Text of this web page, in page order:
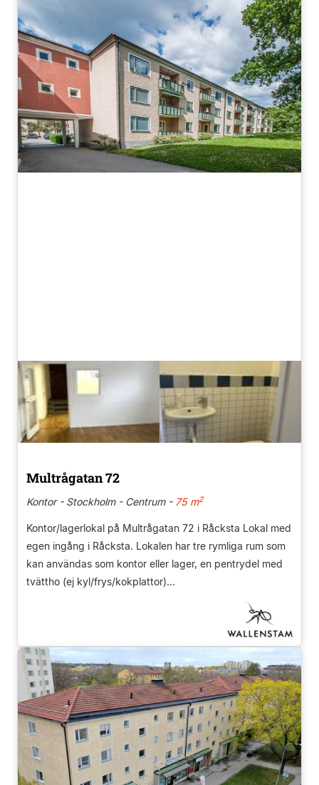
Multrågatan 72
Kontor - Stockholm - Centrum -75 m2
Kontor/lagerlokal på Multrågatan 72 i Råcksta Lokal med
egen ingång i Råcksta. Lokalen har tre rymliga rum som
kan användas som kontor eller lager, en pentrydel med
tvättho (ej kyl/frys/kokplattor)...